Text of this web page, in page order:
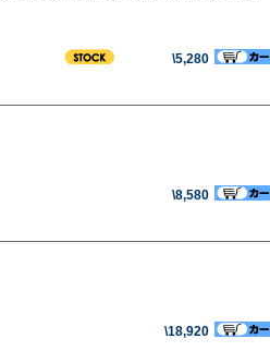
\5,280
\8,580
\18,920